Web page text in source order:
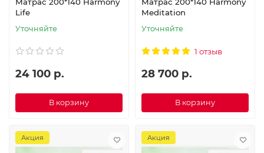
Life
Уточняйте
24 100 р.
В корзину
Meditation
Уточняйте
1 отзыв
28 700 р.
В корзину
Акция Акция